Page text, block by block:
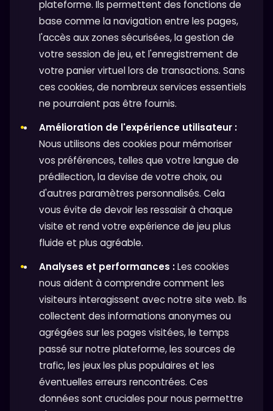
plateforme. Ils permettent des fonctions de
base comme la navigation entre les pages,
l'accès aux zones sécurisées, la gestion de
votre session de jeu, et l'enregistrement de
votre panier virtuel lors de transactions. Sans
ces cookies, de nombreux services essentiels
ne pourraient pas être fournis.
Amélioration de l'expérience utilisateur :
Nous utilisons des cookies pour mémoriser
vos préférences, telles que votre langue de
prédilection, la devise de votre choix, ou
d'autres paramètres personnalisés. Cela
vous évite de devoir les ressaisir à chaque
visite et rend votre expérience de jeu plus
fluide et plus agréable.
Analyses et performances :Les cookies
nous aident à comprendre comment les
visiteurs interagissent avec notre site web. Ils
collectent des informations anonymes ou
agrégées sur les pages visitées, le temps
passé sur notre plateforme, les sources de
trafic, les jeux les plus populaires et les
éventuelles erreurs rencontrées. Ces
données sont cruciales pour nous permettre